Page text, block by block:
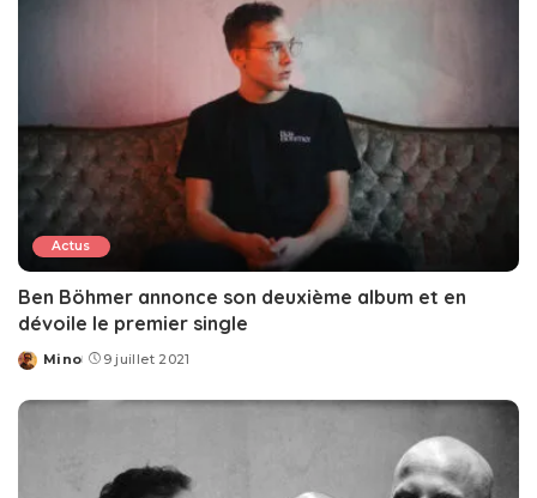
Actus
Ben Böhmer annonce son deuxième album et en
dévoile le premier single
Posted
Mino 9 juillet 2021